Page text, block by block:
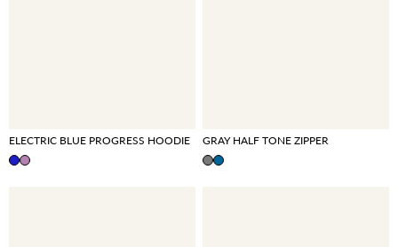
ELECTRIC BLUE PROGRESS HOODIE GRAY HALF TONE ZIPPER